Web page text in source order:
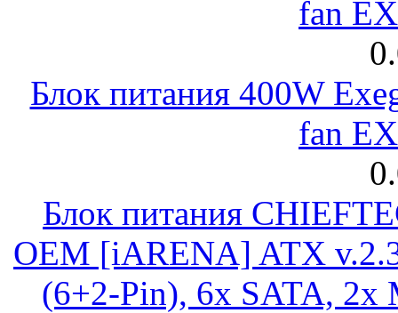
fan
Блок питания 400W
fan
Блок питания
OEM [iARENA] ATX
(6+2-Pin), 6x SATA, 2x